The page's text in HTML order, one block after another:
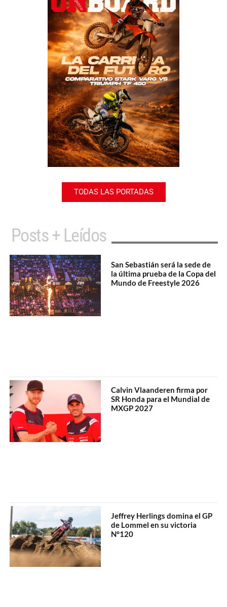
TODAS LAS PORTADAS
Posts + Leídos
San Sebastián será la sede de
la última prueba de la Copa del
Mundo de Freestyle 2026
Calvin Vlaanderen firma por
SR Honda para el Mundial de
MXGP 2027
Jeffrey Herlings domina el GP
de Lommel en su victoria
N°120